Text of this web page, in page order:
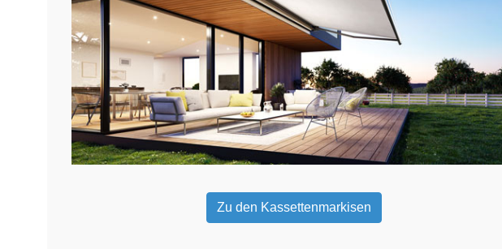
Zu den Kassettenmarkisen